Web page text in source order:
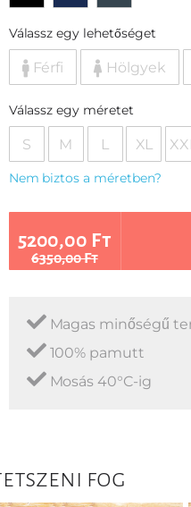
Válassz egy lehetőséget
Férfi Hölgyek
Válassz egy méretet
S M L XL
Nem biztos a méretben?
5200,00 Ft
6350,00 Ft
Magas minőségű
100% pamutt
Mosás 40°C-ig
fog